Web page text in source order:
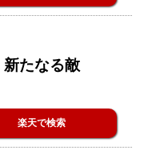
たなる敵
楽天で検索